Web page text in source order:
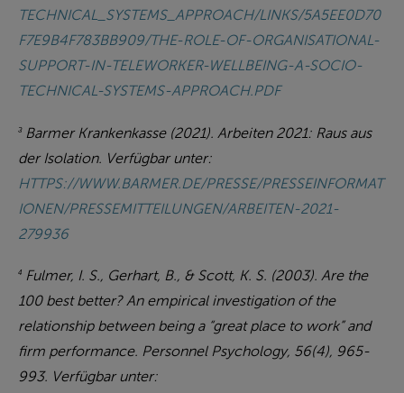
TECHNICAL_SYSTEMS_APPROACH/LINKS/5A5EE0D70
F7E9B4F783BB909/THE-ROLE-OF-ORGANISATIONAL-
SUPPORT-IN-TELEWORKER-WELLBEING-A-SOCIO-
TECHNICAL-SYSTEMS-APPROACH.PDF
3Barmer Krankenkasse (2021). Arbeiten 2021: Raus aus
der Isolation. Verfügbar unter:
HTTPS://WWW.BARMER.DE/PRESSE/PRESSEINFORMAT
IONEN/PRESSEMITTEILUNGEN/ARBEITEN-2021-
279936
4 Fulmer, I. S., Gerhart, B., & Scott, K. S. (2003). Are the
100 best better? An empirical investigation of the
relationship between being a “great place to work” and
firm performance. Personnel Psychology, 56(4), 965-
993. Verfügbar unter: